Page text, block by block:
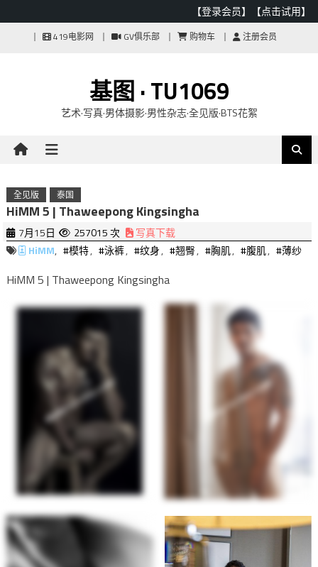
【登录会员】 【点击试用】
419电影网 GV俱乐部 购物车 注册会员
基图 · TU1069
艺术·写真·男体摄影·男性杂志·全见版·BTS花絮
全见版 泰国
HiMM 5 | Thaweepong Kingsingha
7月15日 257015 次
写真下载
HiMM, #模特, #泳裤, #纹身, #翘臀, #胸肌, #腹肌, #薄纱
HiMM 5 | Thaweepong Kingsingha